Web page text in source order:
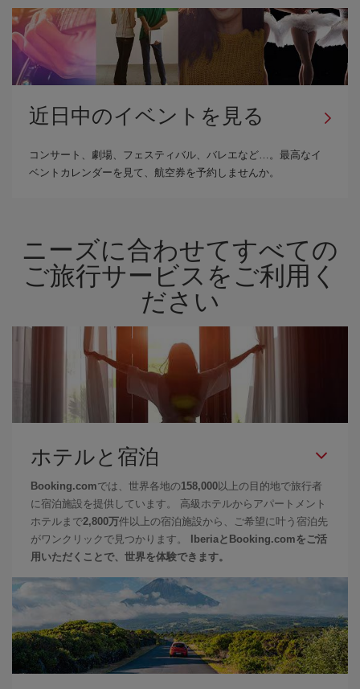
近日中のイベントを見る
コンサート、劇場、フェスティバル、バレエなど…。最高なイ
ベントカレンダーを見て、航空券を予約しませんか。
ニーズに合わせてすべての
ご旅行サービスをご利用く
ださい
ホテルと宿泊
Booking.comでは、世界各地の158,000 以上の目的地で旅行者
に宿泊施設を提供しています。 高級ホテルからアパートメント
ホテルまで2,800万件以上の宿泊施設から、ご希望に叶う宿泊先
がワンクリックで見つかります。
IberiaとBooking.comをご活
用いただくことで、世界を体験できます。